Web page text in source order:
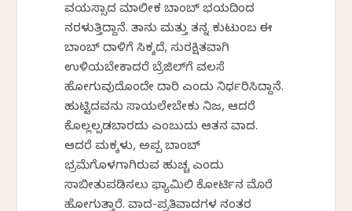
ವಯಸ್ಸಾದ ಮಾಲೀಕ ಬಾಂಬ್ ಭಯದಿಂದ
ನರಳುತ್ತಿದ್ದಾನೆ. ತಾನು ಮತ್ತು ತನ್ನ ಕುಟುಂಬ ಈ
ಬಾಂಬ್ ದಾಳಿಗೆ ಸಿಕ್ಕದೆ, ಸುರಕ್ಷಿತವಾಗಿ
ಉಳಿಯಬೇಕಾದರೆ ಬ್ರೆಜಿಲ್‌ಗೆ ವಲಸೆ
ಹೋಗುವುದೊಂದೇ ದಾರಿ ಎಂದು ನಿರ್ಧರಿಸಿದ್ದಾನೆ.
ಹುಟ್ಟಿದವನು ಸಾಯಲೇಬೇಕು ನಿಜ, ಆದರೆ
ಕೊಲ್ಲಲ್ಪಡಬಾರದು ಎಂಬುದು ಆತನ ವಾದ.
ಆದರೆ ಮಕ್ಕಳು, ಅಪ್ಪ ಬಾಂಬ್
ಭ್ರಮೆಗೊಳಗಾಗಿರುವ ಹುಚ್ಚ ಎಂದು
ಸಾಬೀತುಪಡಿಸಲು ಫ್ಯಾಮಿಲಿ ಕೋರ್ಟಿನ ಮೊರೆ
ಹೋಗುತ್ತಾರೆ. ವಾದ-ಪ್ರತಿವಾದಗಳ ನಂತರ